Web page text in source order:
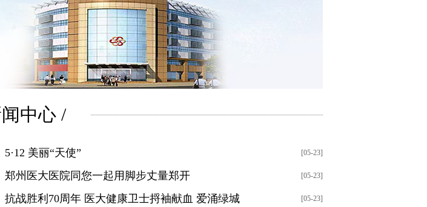
中心 /
[05-23]
5·12 美丽“天使”
[05-23]
郑州医大医院同您一起用脚步丈量郑开
[05-23]
抗战胜利70周年 医大健康卫士捋袖献血 爱涌绿城